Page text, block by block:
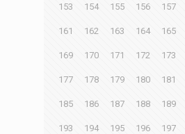
153 154 155 156 157
161 162 163 164 165
169 170 171 172 173
177 178 179 180 181
185 186 187 188 189
193 194 195 196 197